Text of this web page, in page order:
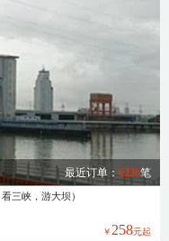
最近订单： 6236笔
三峡，游大坝）
￥ 258元起